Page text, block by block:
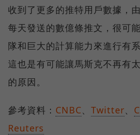
收到了更多的推特用戶數據，
每天發送的數億條推文，很可
隊和巨大的計算能力來進行有
這也是有可能讓馬斯克不再有
的原因。
參考資料： CNBC、 Twitter、
Reuters